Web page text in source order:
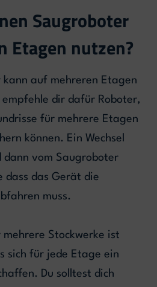
Saugroboter
Etagen nutzen?
auf mehreren Etagen
dir dafür Roboter,
für mehrere Etagen
können. Ein Wechsel
dann vom Saugroboter
dass das Gerät die
muss.
Stockwerke ist
sich für jede Etage ein
Du solltest dich